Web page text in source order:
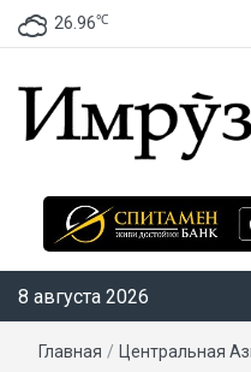
26.96℃
8 августа 2026
Главная / Центральная